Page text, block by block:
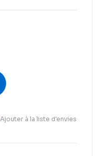
Ajouter à la liste d'envies